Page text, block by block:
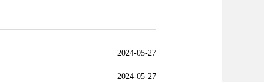
2024-05-27
2024-05-27